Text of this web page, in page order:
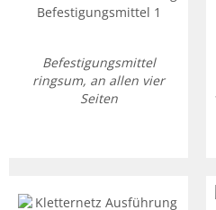
Befestigungsmittel
ringsum, an allen vier
Seiten